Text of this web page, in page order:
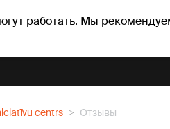
работать. Мы
centrs Отзывы